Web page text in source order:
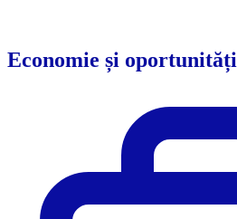
Economie și oportunități